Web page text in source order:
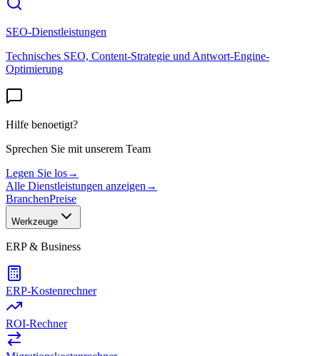
SEO-Dienstleistungen
Technisches SEO, Content-Strategie und Antwort-Engine-
Optimierung
Hilfe benoetigt?
Sprechen Sie mit unserem Team
Legen Sie los→
Alle Dienstleistungen anzeigen →
BranchenPreise
Werkzeuge
ERP & Business
ERP-Kostenrechner
ROI-Rechner